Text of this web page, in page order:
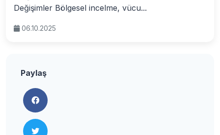
Değişimler Bölgesel incelme, vücu...
06.10.2025
Paylaş